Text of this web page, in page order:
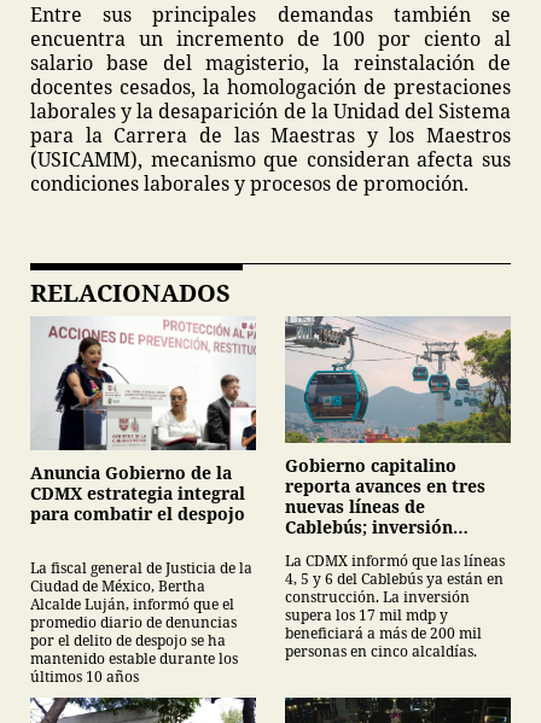
Entre sus principales demandas también se
encuentra un incremento de 100 por ciento al
salario base del magisterio, la reinstalación de
docentes cesados, la homologación de prestaciones
laborales y la desaparición de la Unidad del Sistema
para la Carrera de las Maestras y los Maestros
(USICAMM), mecanismo que consideran afecta sus
condiciones laborales y procesos de promoción.
RELACIONADOS
Anuncia Gobierno de la
CDMX estrategia integral
para combatir el despojo
La fiscal general de Justicia de la
Ciudad de México, Bertha
Alcalde Luján, informó que el
promedio diario de denuncias
por el delito de despojo se ha
mantenido estable durante los
últimos 10 años
Gobierno capitalino
reporta avances en tres
nuevas líneas de
Cablebús; inversión
La CDMX informó que las líneas
4, 5 y 6 del Cablebús ya están en
construcción. La inversión
supera los 17 mil mdp y
beneficiará a más de 200 mil
personas en cinco alcaldías.